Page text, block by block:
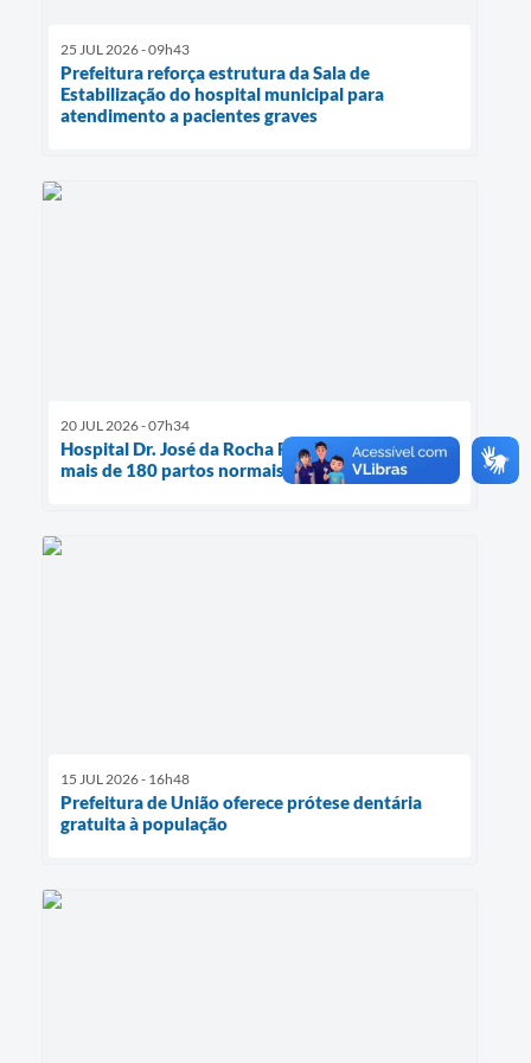
25 JUL 2026 - 09h43
Prefeitura reforça estrutura da Sala de
Estabilização do hospital municipal para
atendimento a pacientes graves
20 JUL 2026 - 07h34
Hospital Dr. José da Rocha Furtado já realizou
mais de 180 partos normais entre 2025 e 2026
15 JUL 2026 - 16h48
Prefeitura de União oferece prótese dentária
gratuita à população